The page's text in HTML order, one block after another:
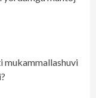
mukammallashuvi